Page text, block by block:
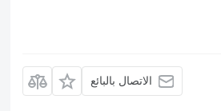
الاتصال بالبائع